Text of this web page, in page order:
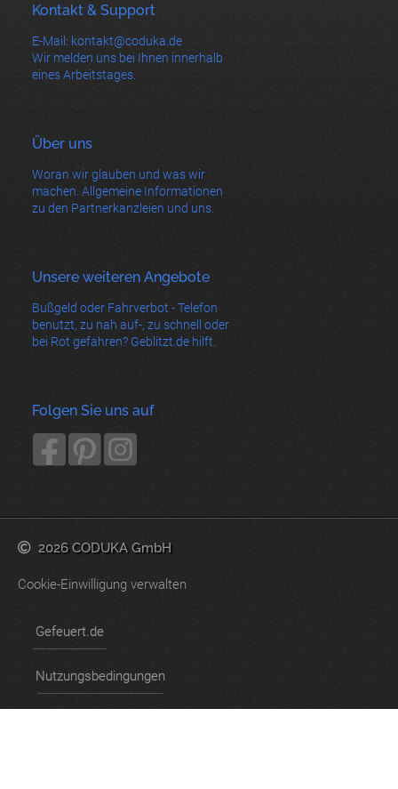
Kontakt & Support
E-Mail: kontakt@coduka.de
Wir melden uns bei Ihnen innerhalb
eines Arbeitstages.
Über uns
Woran wir glauben und was wir
machen. Allgemeine Informationen
zu den Partnerkanzleien und uns.
Unsere weiteren Angebote
Bußgeld oder Fahrverbot - Telefon
benutzt, zu nah auf-, zu schnell oder
bei Rot gefahren? Geblitzt.de hilft.
Folgen Sie uns auf
2026 CODUKA GmbH
Cookie-Einwilligung verwalten
Gefeuert.de
Nutzungsbedingungen